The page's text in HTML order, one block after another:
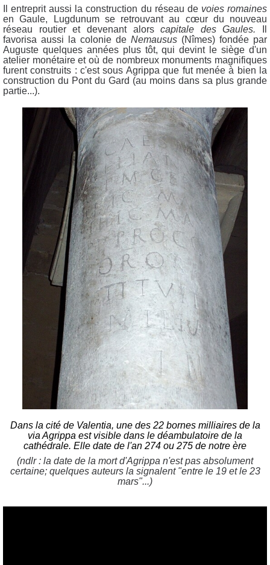
Il entreprit aussi la construction du réseau de voies romaines
en Gaule, Lugdunum se retrouvant au cœur du nouveau
réseau routier et devenant alorscapitale des Gaules.
favorisa aussi la colonie de Nemausus (Nîmes) fondée par
Auguste quelques années plus tôt, qui devint le siège d'un
atelier monétaire et où de nombreux monuments magnifiques
furent construits : c'est sous Agrippa que fut menée à bien la
construction du Pont du Gard (au moins dans sa plus grande
partie...).
Dans la cité de Valentia, une des 22 bornes milliaires de la
via Agrippa est visible dans le déambulatoire de la
cathédrale. Elle date de l'an 274 ou 275 de notre ère
(ndlr : la date de la mort d'Agrippa n'est pas absolument
certaine; quelques auteurs la signalent "entre le 19 et le 23
mars"...)